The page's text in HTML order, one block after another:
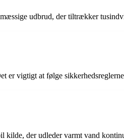
udbrud, der tiltrækker
vigtigt at følge
kilde, der udleder varmt vand